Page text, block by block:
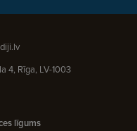
4, Rīga, LV-1003
līgums